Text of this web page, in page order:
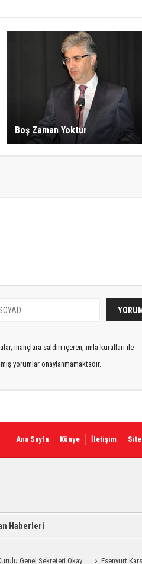
Boş Zaman Yoktur
inançlara saldırı içeren, imla kuralları ile
yorumlar onaylanmamaktadır.
Ana Sayfa Künye İletişim
Haberleri
Genel Sekreteri Okay Esenyurt